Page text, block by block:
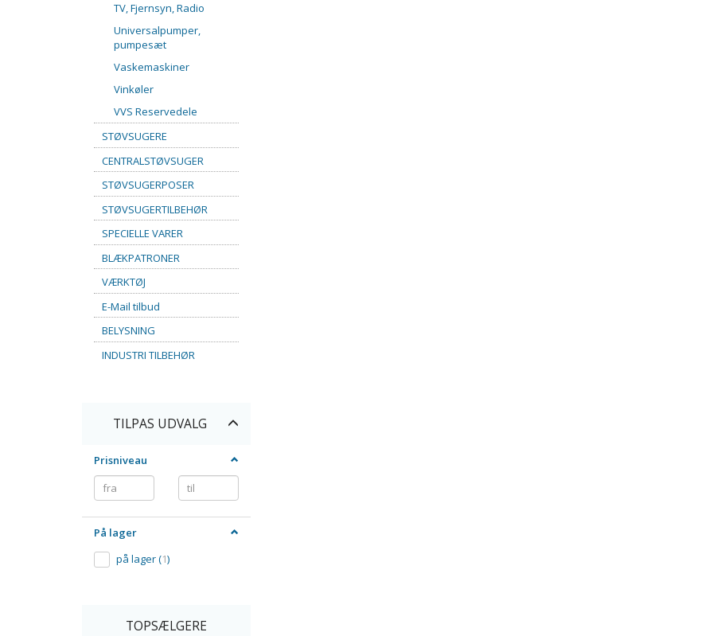
TV, Fjernsyn, Radio
Universalpumper,
pumpesæt
Vaskemaskiner
Vinkøler
VVS Reservedele
STØVSUGERE
CENTRALSTØVSUGER
STØVSUGERPOSER
STØVSUGERTILBEHØR
SPECIELLE VARER
BLÆKPATRONER
VÆRKTØJ
E-Mail tilbud
BELYSNING
INDUSTRI TILBEHØR
TILPAS UDVALG
Prisniveau
På lager
på lager(1)
TOPSÆLGERE